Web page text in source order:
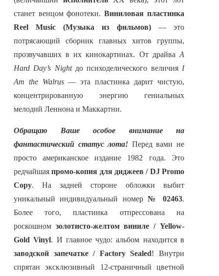
станет венцом фонотеки.Виниловая пластинка
Reel Music (Музыка из фильмов)— это
потрясающий сборник главных хитов группы,
прозвучавших в их кинокартинах. От драйва A
Hard Day’s Nightдо психоделического величия I
Am the Walrus— эта пластинка дарит чистую,
концентрированную энергию гениальных
мелодий Леннона и Маккартни.
Обращаю Ваше особое внимание на
фантастический статус лота! Перед вами не
просто американское издание 1982 года. Это
редчайшаяпромо-копия для диджеев / DJ Promo
Copy. На задней стороне обложки выбит
уникальный индивидуальный номер№ 02463.
Более того, пластинка отпрессована на
роскошном золотисто-желтом виниле / Yellow-
Gold Vinyl. И главное чудо: альбом находится в
заводской запечатке / Factory Sealed! Внутри
спрятан эксклюзивный 12-страничный цветной